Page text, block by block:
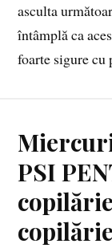
asculta
întâmplă ca
foarte sigure
PSI